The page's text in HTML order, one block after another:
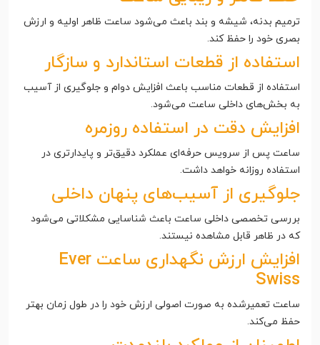
ترمیم بدنه، شیشه و بند باعث می‌شود ساعت ظاهر اولیه و ارزش
بصری خود را حفظ کند.
استفاده از قطعات استاندارد و سازگار
استفاده از قطعات مناسب باعث افزایش دوام و جلوگیری از آسیب
به بخش‌های داخلی ساعت می‌شود.
افزایش دقت در استفاده روزمره
ساعت پس از سرویس حرفه‌ای عملکرد دقیق‌تر و پایدار‌تری در
استفاده روزانه خواهد داشت.
جلوگیری از آسیب‌های پنهان داخلی
بررسی تخصصی داخلی ساعت باعث شناسایی مشکلاتی می‌شود
که در ظاهر قابل مشاهده نیستند.
افزایش ارزش نگهداری ساعت Ever
Swiss
ساعت تعمیرشده به صورت اصولی ارزش خود را در طول زمان بهتر
حفظ می‌کند.